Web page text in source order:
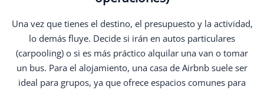
Una vez que tienes el destino, el presupuesto y la actividad,
lo demás fluye. Decide si irán en autos particulares
(carpooling) o si es más práctico alquilar una van o tomar
un bus. Para el alojamiento, una casa de Airbnb suele ser
ideal para grupos, ya que ofrece espacios comunes para